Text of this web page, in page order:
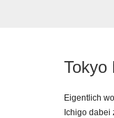
Tokyo
Eigentlich
Ichigo